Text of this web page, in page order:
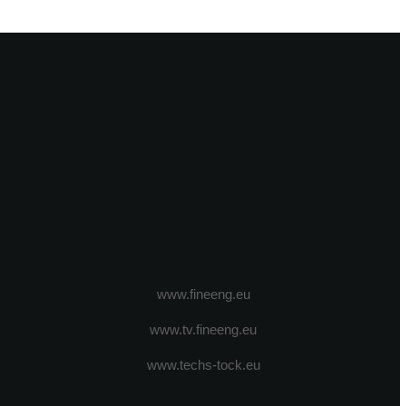
www.fineeng.eu
www.tv.fineeng.eu
www.techs-tock.eu